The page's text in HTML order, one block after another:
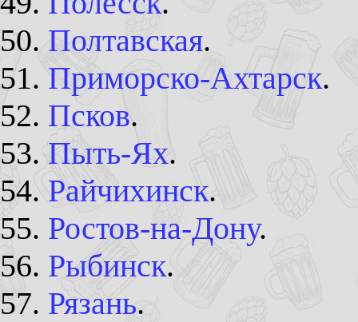
Полтавская.
Приморско-Ахтарск.
Псков.
Пыть-Ях.
Райчихинск.
Ростов-на-Дону.
Рыбинск.
Рязань.